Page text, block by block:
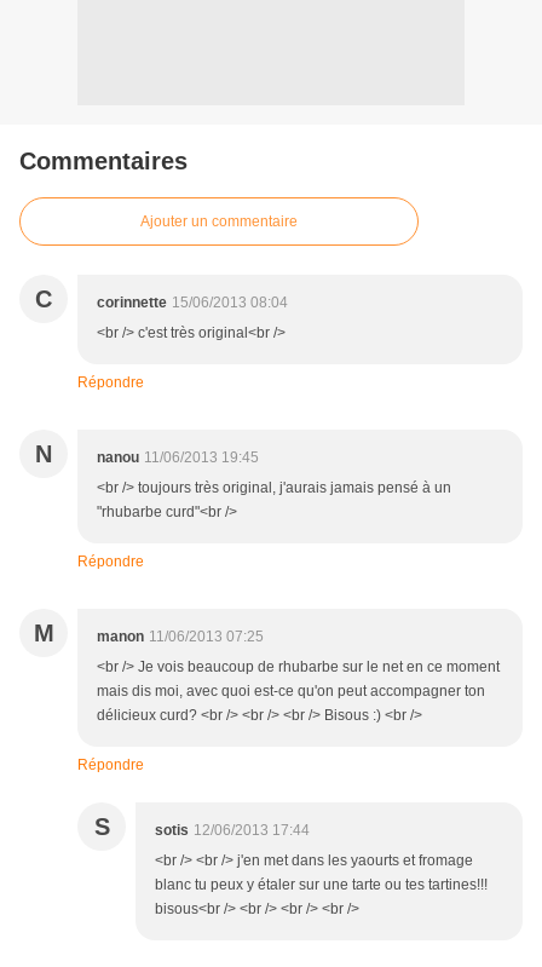
Commentaires
Ajouter un commentaire
C corinnette 15/06/2013 08:04
<br /> c'est très original<br />
Répondre
N nanou 11/06/2013 19:45
<br /> toujours très original, j'aurais jamais pensé à un
"rhubarbe curd"<br />
Répondre
M manon 11/06/2013 07:25
<br /> Je vois beaucoup de rhubarbe sur le net en ce moment
mais dis moi, avec quoi est-ce qu'on peut accompagner ton
délicieux curd? <br /> <br /> <br /> Bisous :) <br />
Répondre
S sotis 12/06/2013 17:44
<br /> <br /> j'en met dans les yaourts et fromage
blanc tu peux y étaler sur une tarte ou tes tartines!!!
bisous<br /> <br /> <br /> <br />